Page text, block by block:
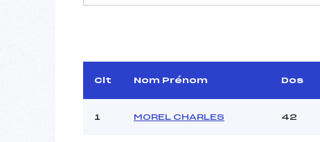
Arbitre :
Assistant :
Clt Nom Prénom Dos
1 MOREL CHARLES 42